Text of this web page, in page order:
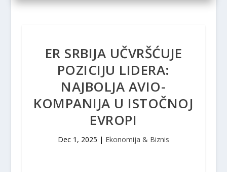
ER SRBIJA UČVRŠĆUJE
POZICIJU LIDERA:
NAJBOLJA AVIO-
KOMPANIJA U ISTOČNOJ
EVROPI
Dec 1, 2025 | Ekonomija & Biznis